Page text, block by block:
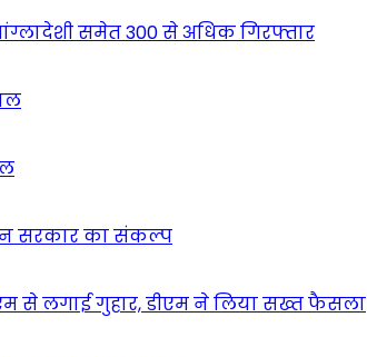
समेत 300 से अधिक गिरफ्तार
सरकार का संकल्प
से लगाई गुहार, डीएम ने लिया सख्त फैसला